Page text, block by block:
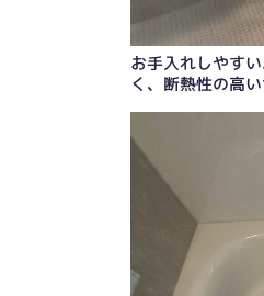
お手入れしやす
く、断熱性の高い
浴槽も足元が滑りにくいス